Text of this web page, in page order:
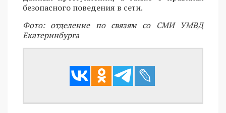
безопасного поведения в сети.
Фото: отделение по связям со СМИ УМВД
Екатеринбурга